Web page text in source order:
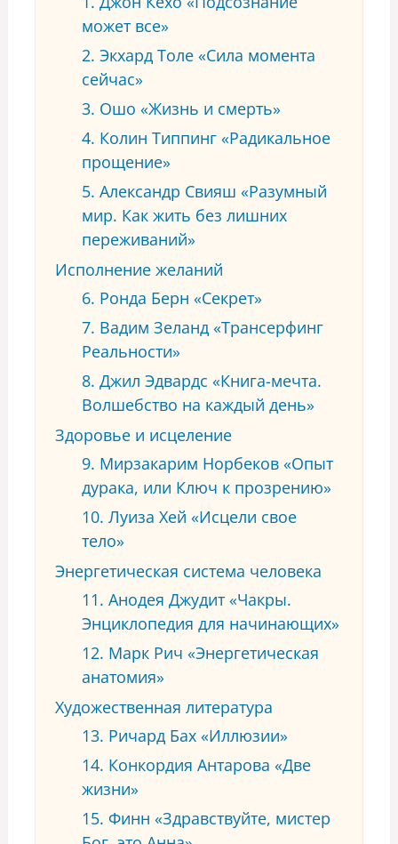
может все»
2. Экхард Толе «Сила момента
сейчас»
3. Ошо «Жизнь и смерть»
4. Колин Типпинг «Радикальное
прощение»
5. Александр Свияш «Разумный
мир. Как жить без лишних
переживаний»
Исполнение желаний
6. Ронда Берн «Секрет»
7. Вадим Зеланд «Трансерфинг
Реальности»
8. Джил Эдвардс «Книга-мечта.
Волшебство на каждый день»
Здоровье и исцеление
9. Мирзакарим Норбеков «Опыт
дурака, или Ключ к прозрению»
10. Луиза Хей «Исцели свое
тело»
Энергетическая система человека
11. Анодея Джудит «Чакры.
Энциклопедия для начинающих»
12. Марк Рич «Энергетическая
анатомия»
Художественная литература
13. Ричард Бах «Иллюзии»
14. Конкордия Антарова «Две
жизни»
15. Финн «Здравствуйте, мистер